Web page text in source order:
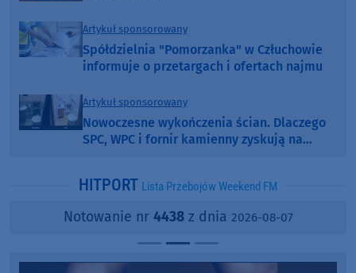
Artykuł sponsorowany
Spółdzielnia "Pomorzanka" w Człuchowie
informuje o przetargach i ofertach najmu
Artykuł sponsorowany
Nowoczesne wykończenia ścian. Dlaczego
SPC, WPC i fornir kamienny zyskują na
HITPORT Lista Przebojów Weekend FM
Notowanie nr 4438z dnia 2026-08-07